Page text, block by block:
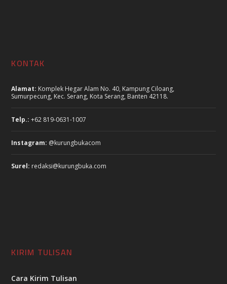
KONTAK
Alamat: Komplek Hegar Alam No. 40, Kampung Ciloang,
Sumurpecung, Kec. Serang, Kota Serang, Banten 42118.
Telp.: +62 819-0631-1007
Instagram: @kurungbukacom
Surel: redaksi@kurungbuka.com
KIRIM TULISAN
Cara Kirim Tulisan